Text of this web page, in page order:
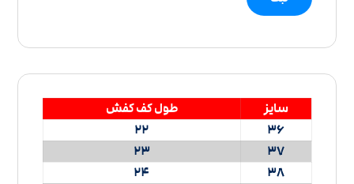
سایز
طول کف کفش
36
22
37
23
38
24